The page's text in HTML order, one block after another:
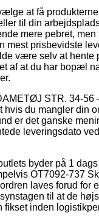
at få
til din
mere pebret,
mest prisbevidste
være selv at hente
af at du har bopæl
STR. 34-56
hvis du mangler din
er det ganske
leveringsdato
byder på 1
OT7092-737
laves forud for
til at de
fikset inden